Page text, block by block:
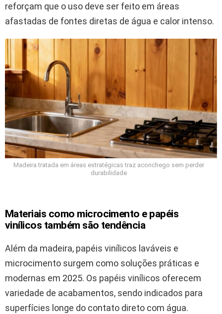
reforçam que o uso deve ser feito em áreas
afastadas de fontes diretas de água e calor intenso.
Madeira tratada em áreas estratégicas traz aconchego sem perder
durabilidade
Materiais como microcimento e papéis
vinílicos também são tendência
Além da madeira, papéis vinílicos laváveis e
microcimento surgem como soluções práticas e
modernas em 2025. Os papéis vinílicos oferecem
variedade de acabamentos, sendo indicados para
superfícies longe do contato direto com água.